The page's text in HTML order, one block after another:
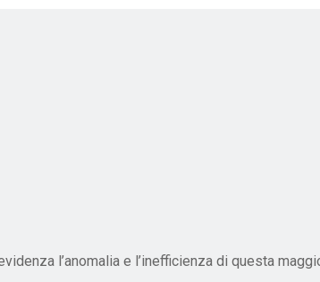
l’anomalia e l’inefficienza di questa